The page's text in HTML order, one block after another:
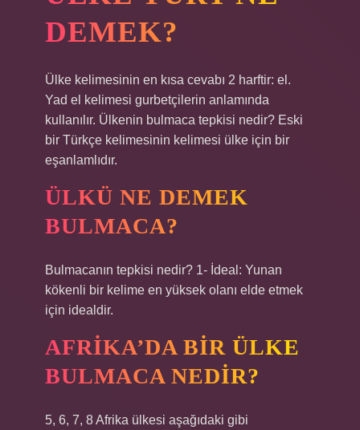
DEMEK?
Ülke kelimesinin en kısa cevabı 2 harftir: el.
Yad el kelimesi gurbetçilerin anlamında
kullanılır. Ülkenin bulmaca tepkisi nedir? Eski
bir Türkçe kelimesinin kelimesi ülke için bir
eşanlamlıdır.
ÜLKÜ NE DEMEK
BULMACA?
Bulmacanın tepkisi nedir? 1- İdeal: Yunan
kökenli bir kelime en yüksek olanı elde etmek
için idealdir.
AFRIKA’DA BIR ÜLKE
BULMACA NEDIR?
5, 6, 7, 8 Afrika ülkesi aşağıdaki gibi